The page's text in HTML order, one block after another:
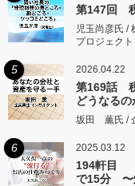
第147回
児玉尚彦氏 /
プロジェク
5 2026.04.22
第169話 税
どうなるの
坂田 薫氏 /
6 2025.03.12
194軒目
で15分 〜